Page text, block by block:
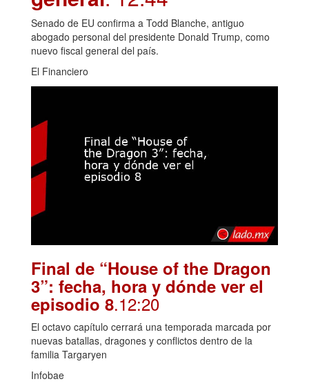
Senado de EU confirma a Todd Blanche, antiguo
abogado personal del presidente Donald Trump, como
nuevo fiscal general del país.
El Financiero
Final de “House of the Dragon
3”: fecha, hora y dónde ver el
episodio 8.12:20
El octavo capítulo cerrará una temporada marcada por
nuevas batallas, dragones y conflictos dentro de la
familia Targaryen
Infobae